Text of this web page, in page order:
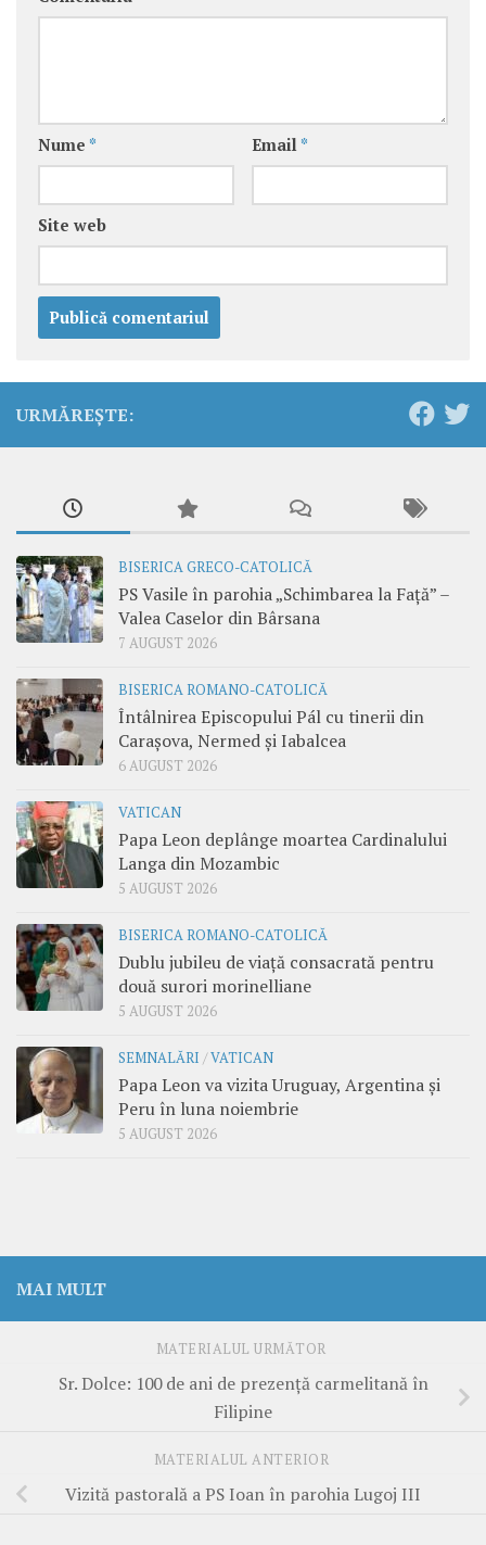
Nume * Email *
Site web
URMĂREȘTE:
BISERICA GRECO-CATOLICĂ
PS Vasile în parohia „Schimbarea la Față” –
Valea Caselor din Bârsana
7 AUGUST 2026
BISERICA ROMANO-CATOLICĂ
Întâlnirea Episcopului Pál cu tinerii din
Carașova, Nermed și Iabalcea
6 AUGUST 2026
VATICAN
Papa Leon deplânge moartea Cardinalului
Langa din Mozambic
5 AUGUST 2026
BISERICA ROMANO-CATOLICĂ
Dublu jubileu de viață consacrată pentru
două surori morinelliane
5 AUGUST 2026
SEMNALĂRI /VATICAN
Papa Leon va vizita Uruguay, Argentina și
Peru în luna noiembrie
5 AUGUST 2026
MAI MULT
MATERIALUL URMĂTOR
Sr. Dolce: 100 de ani de prezență carmelitană în
Filipine
MATERIALUL ANTERIOR
Vizită pastorală a PS Ioan în parohia Lugoj III